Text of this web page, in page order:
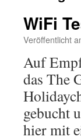
WiFi
Veröffentlicht
Auf
das The
gebucht
hier mit